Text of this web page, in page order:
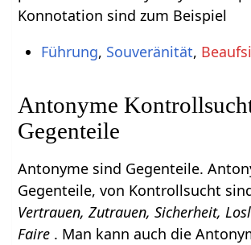
Konnotation sind zum Beispiel
Führung, Souveränität,
Antonyme
Gegenteile
Antonyme sind Gegenteile.
Gegenteile, von Kontrollsucht
Vertrauen, Zutrauen, Sicherheit,
Faire . Man kann auch die